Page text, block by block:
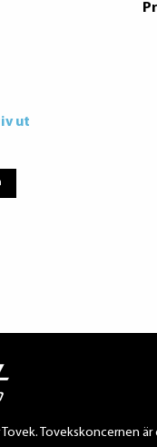
ut
Tovek. Tovekskoncernen